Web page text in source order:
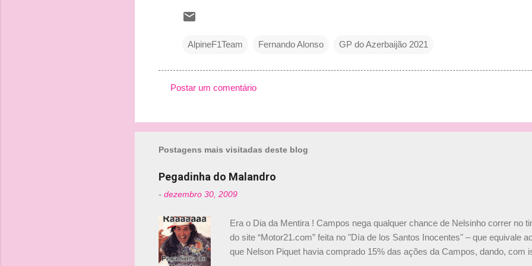
AlpineF1Team Fernando Alonso GP do Azerbaijão 2021
m
e
t
á
r
i
o
Postar um comentário
Postagens mais visitadas deste blog
Pegadinha do Malandro
- dezembro 30, 2009
Era o Dia da Mentira ! Campos nega qualquer chance de Nelsinho correr no
do site “Motor21.com” feita no "Día de los Santos Inocentes" – que equivale
que Nelson Piquet havia comprado 15% das ações da Campos, dando, com